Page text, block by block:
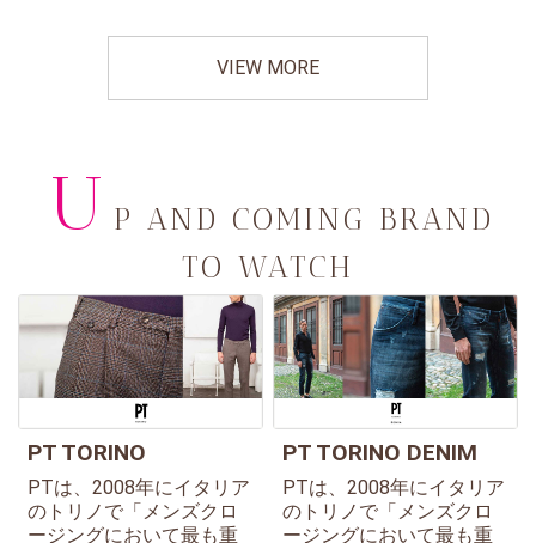
VIEW MORE
U P AND COMING BRAND
TO WATCH
PT TORINO
PTは、2008年にイタリア
のトリノで「メンズクロ
ージングにおいて最も重
PT TORINO DENIM
PTは、2008年にイタリア
のトリノで「メンズクロ
ージングにおいて最も重